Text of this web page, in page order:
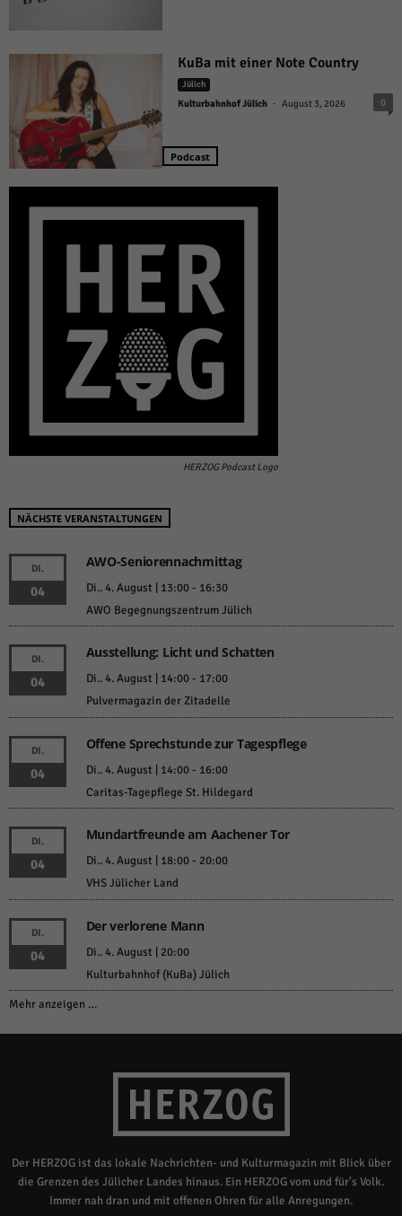
KuBa mit einer Note Country
Jülich
Kulturbahnhof Jülich - August 3, 2026 0
Podcast
HERZOG Podcast Logo
NÄCHSTE VERANSTALTUNGEN
DI.
04
AWO-Seniorennachmittag
Di.. 4. August | 13:00- 16:30
AWO Begegnungszentrum Jülich
DI.
04
Ausstellung: Licht und Schatten
Di.. 4. August | 14:00- 17:00
Pulvermagazin der Zitadelle
DI.
04
Offene Sprechstunde zur Tagespflege
Di.. 4. August | 14:00- 16:00
Caritas-Tagepflege St. Hildegard
DI.
04
Mundartfreunde am Aachener Tor
Di.. 4. August | 18:00- 20:00
VHS Jülicher Land
DI.
04
Der verlorene Mann
Di.. 4. August | 20:00
Kulturbahnhof (KuBa) Jülich
Mehr anzeigen …
Der HERZOG ist das lokale Nachrichten- und Kulturmagazin mit Blick über
die Grenzen des Jülicher Landes hinaus. Ein HERZOG vom und für's Volk.
Immer nah dran und mit offenen Ohren für alle Anregungen.